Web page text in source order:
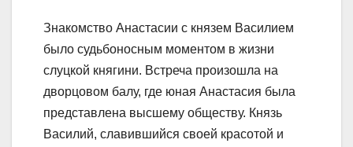
Знакомство Анастасии с князем Василием
было судьбоносным моментом в жизни
слуцкой княгини. Встреча произошла на
дворцовом балу, где юная Анастасия была
представлена высшему обществу. Князь
Василий, славившийся своей красотой и